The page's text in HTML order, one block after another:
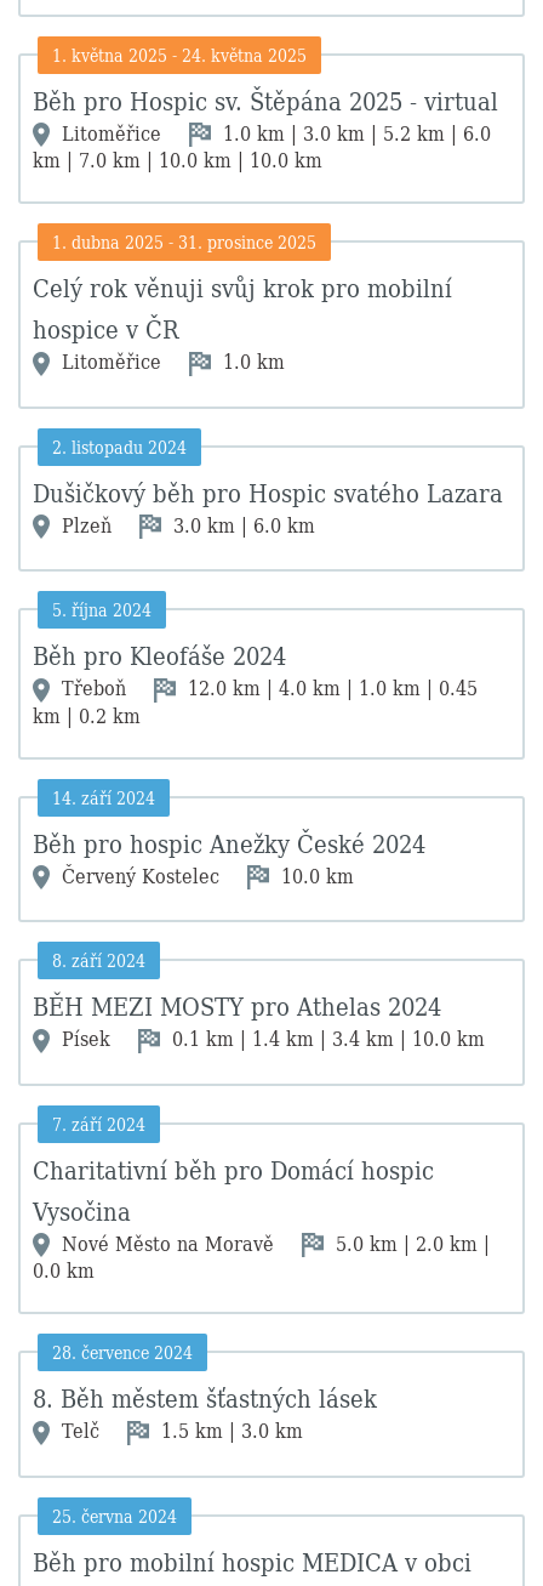
1. května 2025 - 24. května 2025
Běh pro Hospic sv. Štěpána 2025 - virtual
Litoměřice
1.0 km | 3.0 km | 5.2 km | 6.0
km | 7.0 km | 10.0 km | 10.0 km
1. dubna 2025 - 31. prosince 2025
Celý rok věnuji svůj krok pro mobilní
hospice v ČR
Litoměřice 1.0 km
2. listopadu 2024
Dušičkový běh pro Hospic svatého Lazara
Plzeň 3.0 km | 6.0 km
5. října 2024
Běh pro Kleofáše 2024
Třeboň
12.0 km | 4.0 km | 1.0 km | 0.45
km | 0.2 km
14. září 2024
Běh pro hospic Anežky České 2024
Červený Kostelec 10.0 km
8. září 2024
BĚH MEZI MOSTY pro Athelas 2024
Písek 0.1 km | 1.4 km | 3.4 km | 10.0 km
7. září 2024
Charitativní běh pro Domácí hospic
Vysočina
Nové Město na Moravě
5.0 km | 2.0 km |
0.0 km
28. července 2024
8. Běh městem šťastných lásek
Telč 1.5 km | 3.0 km
25. června 2024
Běh pro mobilní hospic MEDICA v obci